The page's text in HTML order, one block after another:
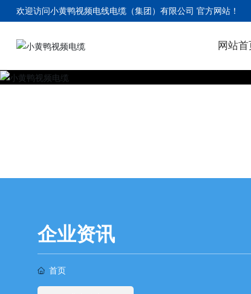
欢迎访问小黄鸭视频电线电缆（集团）有限公司 官方网站！
网站首
企业资讯
首页